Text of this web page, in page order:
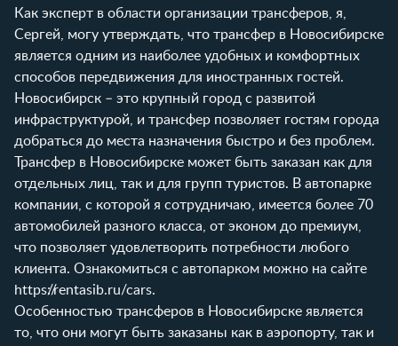
Как эксперт в области организации трансферов, я,
Сергей, могу утверждать, что трансфер в Новосибирске
является одним из наиболее удобных и комфортных
способов передвижения для иностранных гостей.
Новосибирск – это крупный город с развитой
инфраструктурой, и трансфер позволяет гостям города
добраться до места назначения быстро и без проблем.
Трансфер в Новосибирске может быть заказан как для
отдельных лиц, так и для групп туристов. В автопарке
компании, с которой я сотрудничаю, имеется более 70
автомобилей разного класса, от эконом до премиум,
что позволяет удовлетворить потребности любого
клиента. Ознакомиться с автопарком можно на сайте
https://rentasib.ru/cars.
Особенностью трансферов в Новосибирске является
то, что они могут быть заказаны как в аэропорту, так и